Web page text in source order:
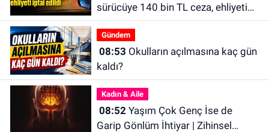
sürücüye 140 bin TL ceza, ehliyeti
iptal edildi
Gündem
08:53
kaldı?
Kadın & Aile
08:52Yaşım Çok Genç İse de
Garip Gönlüm İhtiyar | Zihinsel